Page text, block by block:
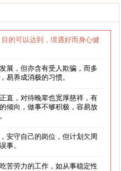
的可以达到，境遇好而身心健
展，但亦含有受人欺骗，而多
易养成消极的习惯。
直，对待晚辈也宽厚慈祥，有
倾向，做事不够积极，容易放
安守自己的岗位，但计划欠周
事。
苦劳力的工作，如从事稳定性